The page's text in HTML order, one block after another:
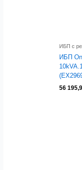
ИБП с
ИБП
56